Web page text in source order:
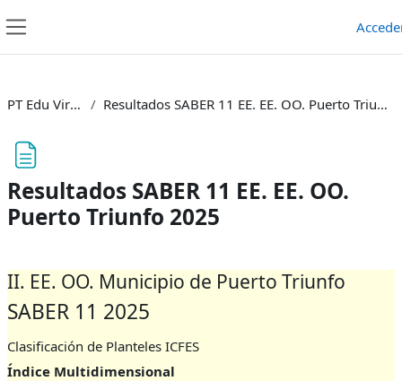
PT Edu Virtual Resultados SABER 11 EE. EE. OO. Puerto Triunfo 2025
Resultados SABER 11 EE. EE. OO.
Puerto Triunfo 2025
II. EE. OO. Municipio de Puerto Triunfo
SABER 11 2025
Clasificación de Planteles ICFES
Índice Multidimensional